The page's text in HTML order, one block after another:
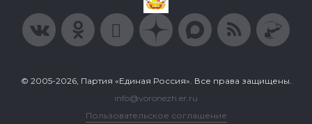
© 2005-2026, Партия «Единая Россия». Все права защищены.
info@voronezh.er.ru
Пользовательское соглашение